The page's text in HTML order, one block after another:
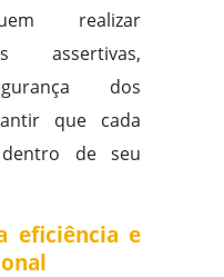
realizar
assertivas,
dos
que cada
de seu
eficiência e